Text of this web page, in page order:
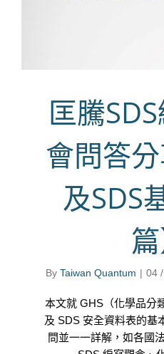
匡騰
會問答
及SDS
篇
By Taiwan Quantum | 04
本文就 GHS（化學品分
及 SDS 安全資料表的基
問並一一詳解，如各國